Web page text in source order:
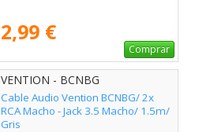
2,99 €
Comprar
VENTION - BCNBG
Cable Audio Vention BCNBG/ 2x
RCA Macho - Jack 3.5 Macho/ 1.5m/
Gris